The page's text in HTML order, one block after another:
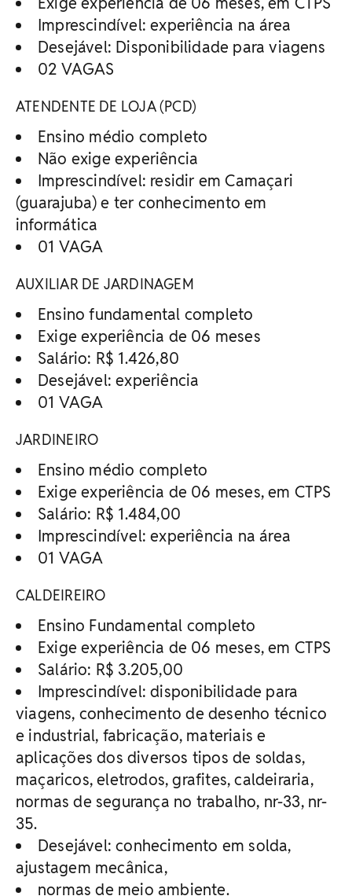
Imprescindível: experiência na área
Desejável: Disponibilidade para viagens
02 VAGAS
ATENDENTE DE LOJA (PCD)
Ensino médio completo
Não exige experiência
Imprescindível: residir em Camaçari
(guarajuba) e ter conhecimento em
informática
01 VAGA
AUXILIAR DE JARDINAGEM
Ensino fundamental completo
Exige experiência de 06 meses
Salário: R$ 1.426,80
Desejável: experiência
01 VAGA
JARDINEIRO
Ensino médio completo
Exige experiência de 06 meses, em CTPS
Salário: R$ 1.484,00
Imprescindível: experiência na área
01 VAGA
CALDEIREIRO
Ensino Fundamental completo
Exige experiência de 06 meses, em CTPS
Salário: R$ 3.205,00
Imprescindível: disponibilidade para
viagens, conhecimento de desenho técnico
e industrial, fabricação, materiais e
aplicações dos diversos tipos de soldas,
maçaricos, eletrodos, grafites, caldeiraria,
normas de segurança no trabalho, nr-33, nr-
35.
Desejável: conhecimento em solda,
ajustagem mecânica,
normas de meio ambiente.